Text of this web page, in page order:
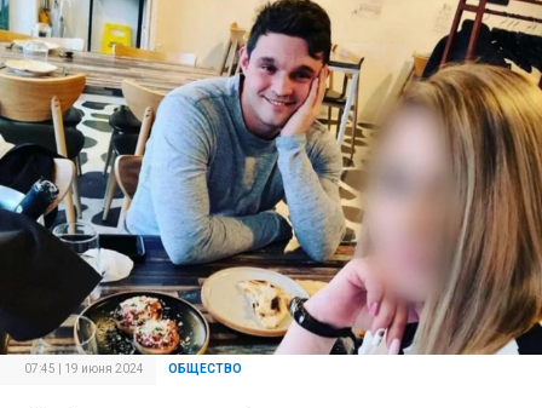
07:45 | 19 июня 2024 ОБЩЕСТВО